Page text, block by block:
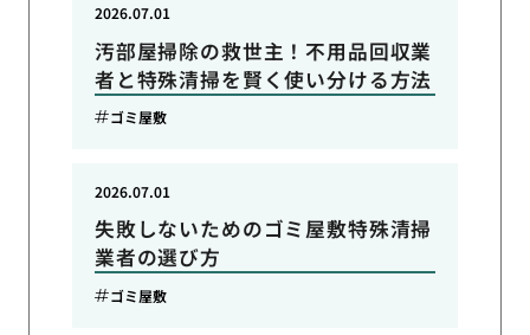
汚部屋掃除の救世主！不用品回収業
者と特殊清掃を賢く使い分ける方法
2026.07.01
ゴミ屋敷
失敗しないためのゴミ屋敷特殊清掃
業者の選び方
2026.07.01
ゴミ屋敷